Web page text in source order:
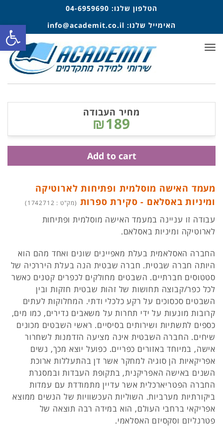
הטלפון שלנו: 04-6959690
האימייל שלנו: info@academit.co.il
תפריט
מעמד האישה מוסלמית ופתיחות לארוטיקה
ומיניות באסלאם - סקירת ספרות (מק"ט : 1742712)
עבודה זו עניינה במעמד האישה מוסלמית ופתיחות
לארוטיקה ומיניות באסלאם.
החברה האסלאמית בעלת מאפיינים שונים ואחד מהם הוא
היותה חברה שבטית. חברה שבטית הנה בעלת היררכיה של
סטטוסים חברתיים. השבטים מחולקים לכפרים קטנים כאשר
לכל כפר/קבוצה תחושות של זהות שבטית חזקות ובין
השבטים סכסוכים על רקע כלכלי ודתי. המחלוקות לעתים
קרובות מונעות על ידי תחרות על משאבים נדירים, כמו מים,
כספים לתשתיות ושירותים בסיסיים. ראשי השבטים מכונים
שיחים. החברה השבטית אינה מציעה הזדמנות לשחרור
אישה, במיוחד באזורים כפריים. כפועל יוצא מכך, נשים
אפריקאיות הן סוגיה למחקר אשר דן בהתעללות ארוכת
השנים באישה האפריקנית, בתקופת העבדות ובמסגרת
החברה הפטריארכלית אשר עדיין מתמודדת עם עמדות
ביקורתיות מערביות. השוליות העכשוויות של הנשים ממוצא
אפריקאי ברחבי העולם, הוא במידה רבה תוצאה של
פטרנליזם וסקסיזם האסלאמי.
מחיר העבודה
₪189
Add to cart
פתח